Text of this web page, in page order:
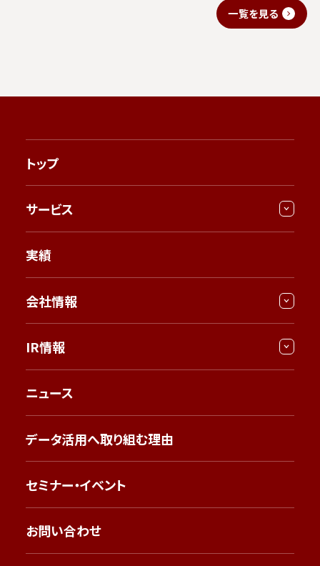
一覧を見る
トップ
サービス
実績
会社情報
IR情報
ニュース
データ活用へ取り組む理由
セミナー・イベント
お問い合わせ